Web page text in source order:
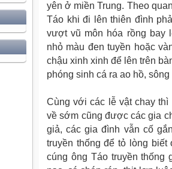
yên ở miền Trung. Theo
Táo khi đi lên thiên đình
vượt vũ môn hóa rồng bay
nhỏ màu đen tuyền hoặc
chậu xinh xinh để lên trên
phóng sinh cá ra ao hồ,
Cùng với các lễ vật chay thì
về sớm cũng được các gia
giả, các gia đình vẫn cố
truyền thống để tỏ lòng
cúng ông Táo truyền thống